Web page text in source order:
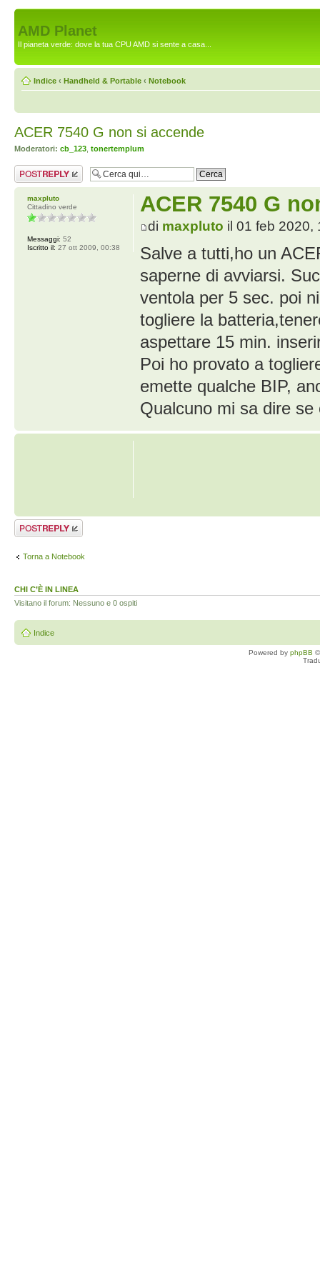
AMD Planet
Il pianeta verde: dove la tua CPU AMD si sente a casa...
Indice ‹ Handheld & Portable ‹ Notebook
ACER 7540 G non si accende
Moderatori: cb_123 tonertemplum
Rispondi al
messaggio
ACER 7540 G
di maxpluto il 01 feb 2020,
Salve a tutti,ho un
saperne di avviarsi.
ventola per 5 sec. poi
togliere la
aspettare 15 min.
Poi ho provato a
emette qualche BIP,
Qualcuno mi sa dire
maxpluto
Cittadino verde
Messaggi: 52
Iscritto il: 27 ott 2009, 00:38
Rispondi al
messaggio
Torna a Notebook
CHI C’È IN LINEA
Visitano il forum: Nessuno e 0 ospiti
Indice
Powered by phpBB